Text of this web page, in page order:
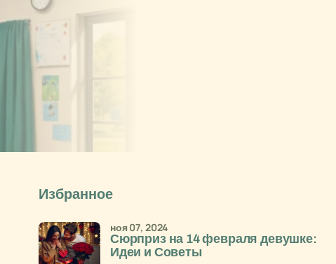
Избранное
Сюрприз на 14 февраля девушке:
Идеи и Советы
ноя 07, 2024